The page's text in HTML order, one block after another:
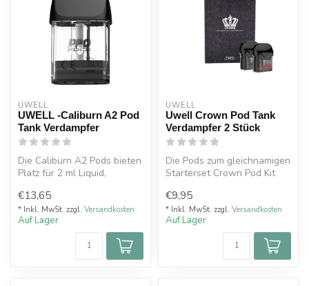
UWELL
UWELL -Caliburn A2 Pod
Tank Verdampfer
Die Caliburn A2 Pods bieten
Platz für 2 ml Liquid,
der To...
€13,65
* Inkl. MwSt. zzgl. Versandkosten
Auf Lager
UWELL
Uwell Crown Pod Tank
Verdampfer 2 Stück
Die Pods zum gleichnamigen
Starterset Crown Pod Kit
Crown P...
€9,95
* Inkl. MwSt. zzgl. Versandkosten
Auf Lager